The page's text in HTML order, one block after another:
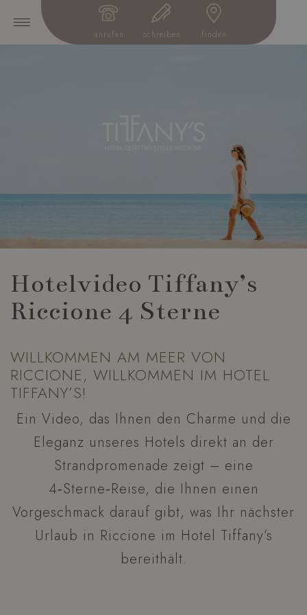
anrufen schreiben finden
Hotelvideo Tiffany’s
Riccione 4 Sterne
WILLKOMMEN AM MEER VON
RICCIONE, WILLKOMMEN IM HOTEL
TIFFANY’S!
Ein Video, das Ihnen den Charme und die
Eleganz unseres Hotels direkt an der
Strandpromenade zeigt – eine
4‑Sterne‑Reise, die Ihnen einen
Vorgeschmack darauf gibt, was Ihr nächster
Urlaub in Riccione im Hotel Tiffany’s
bereithält.